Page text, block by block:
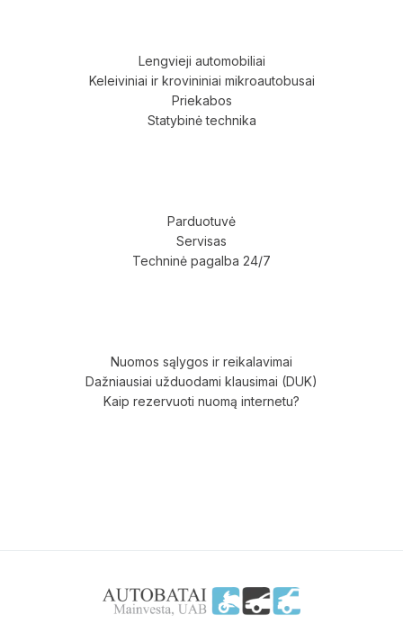
Lengvieji automobiliai
Keleiviniai ir krovininiai mikroautobusai
Priekabos
Statybinė technika
Parduotuvė
Servisas
Techninė pagalba 24/7
Nuomos sąlygos ir reikalavimai
Dažniausiai užduodami klausimai (DUK)
Kaip rezervuoti nuomą internetu?